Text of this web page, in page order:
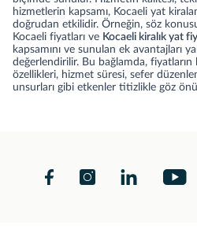
hizmetlerin kapsamı, Kocaeli yat
doğrudan etkilidir. Örneğin, söz
Kocaeli fiyatları ve Kocaeli kiralık yat
kapsamını ve sunulan ek avantajları
değerlendirilir. Bu bağlamda,
özellikleri, hizmet süresi, sefer
unsurları gibi etkenler titizlikle göz